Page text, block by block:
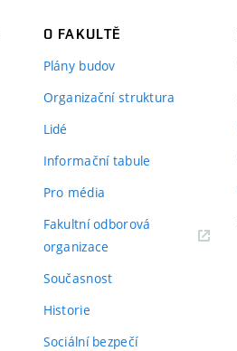
O FAKULTĚ
Plány budov
Organizační struktura
Lidé
Informační tabule
Pro média
Fakultní odborová
organizace
Současnost
Historie
Sociální bezpečí